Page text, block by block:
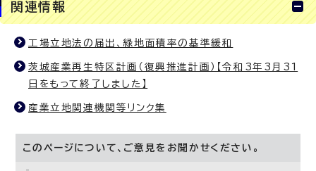
関連情報
工場立地法の届出、緑地面積率の基準緩和
茨城産業再生特区計画（復興推進計画）【令和3年3月31
日をもって終了しました】
産業立地関連機関等リンク集
このページについて、ご意見をお聞かせください。